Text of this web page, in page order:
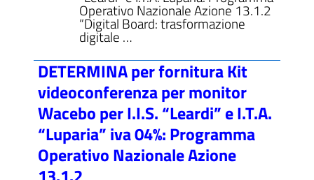
Operativo Nazionale Azione 13.1.2
“Digital Board: trasformazione
digitale …
DETERMINA per fornitura Kit
videoconferenza per monitor
Wacebo per I.I.S. “Leardi” e I.T.A.
“Luparia” iva 04%: Programma
Operativo Nazionale Azione